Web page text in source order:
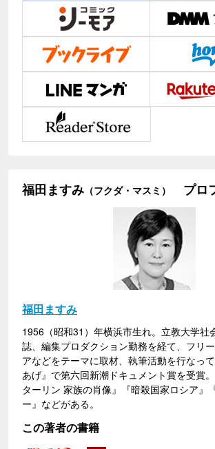
福田ますみ （フクダ・マスミ） プロ
福田ますみ
1956（昭和31）年横浜市生れ。立教大学社
誌、編集プロダクション勤務を経て、フリ
アなどをテーマに取材、執筆活動を行なっ
あげ』で第六回新潮ドキュメント賞を受賞
ターリン 家族の肖像』『暗殺国家ロシア』
ー』などがある。
この著者の書籍